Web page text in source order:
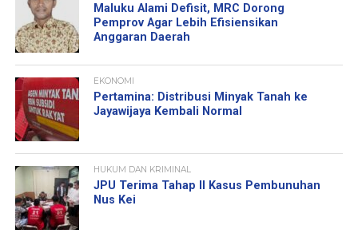
Maluku Alami Defisit, MRC Dorong
Pemprov Agar Lebih Efisiensikan
Anggaran Daerah
EKONOMI
Pertamina: Distribusi Minyak Tanah ke
Jayawijaya Kembali Normal
HUKUM DAN KRIMINAL
JPU Terima Tahap II Kasus Pembunuhan
Nus Kei